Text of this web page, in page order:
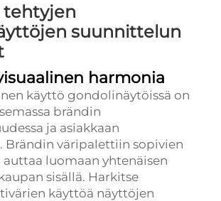
tehtyjen
suunnittelun
harmonia
käyttö gondolinäytöissä on
brändin
ja asiakkaan
Brändin väripalettiin sopivien
luomaan yhtenäisen
sisällä. Harkitse
käyttöä näyttöjen